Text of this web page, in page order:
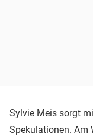
Sylvie Meis sorgt
Spekulationen. Am